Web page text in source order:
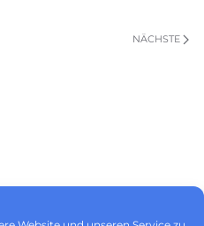
NÄCHSTE